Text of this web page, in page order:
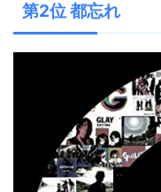
第2位 都忘れ